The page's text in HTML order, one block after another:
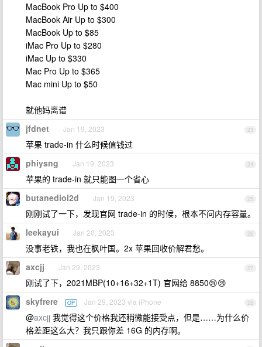
MacBook Pro Up to $400
MacBook Air Up to $300
MacBook Up to $85
iMac Pro Up to $280
iMac Up to $330
Mac Pro Up to $365
Mac mini Up to $50
就他妈离谱
23
jfdnet Jan 19, 2023
苹果 trade-in 什么时候值钱过
24
phiysng Jan 19, 2023
苹果的 trade-in 就只能图一个省心
25
butanediol2d Jan 19, 2023
刚刚试了一下，发现官网 trade-in 的时候，根本不问内存容量。
26
leekayui Jan 20, 2023
没事老铁，我也在枫叶国。2x 苹果回收价解君愁。
27
axcjj Jan 29, 2023
刚试了下，2021MBP(10+16+32+1T) 官网给 8850😢😢
28
skyfrere OP Jan 29, 2023 via iPhone
@axcjj 我觉得这个价格我还稍微能接受点，但是……为什么价
格差距这么大？我只跟你差 16G 的内存啊。